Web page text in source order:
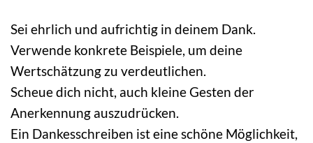
Sei ehrlich und aufrichtig in deinem Dank.
Verwende konkrete Beispiele, um deine
Wertschätzung zu verdeutlichen.
Scheue dich nicht, auch kleine Gesten der
Anerkennung auszudrücken.
Ein Dankesschreiben ist eine schöne Möglichkeit,